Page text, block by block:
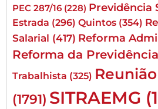
PEC 287/16 (228) Previdência
Estrada (296) Quintos (354)
Salarial (417) Reforma
Reforma da Previdência
Trabalhista (325) Reunião
(1791) SITRAEMG